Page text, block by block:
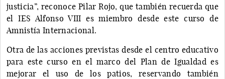
justicia”, reconoce Pilar Rojo, que también recuerda que
el IES Alfonso VIII es miembro desde este curso de
Amnistía Internacional.
Otra de las acciones previstas desde el centro educativo
para este curso en el marco del Plan de Igualdad es
mejorar el uso de los patios, reservando también